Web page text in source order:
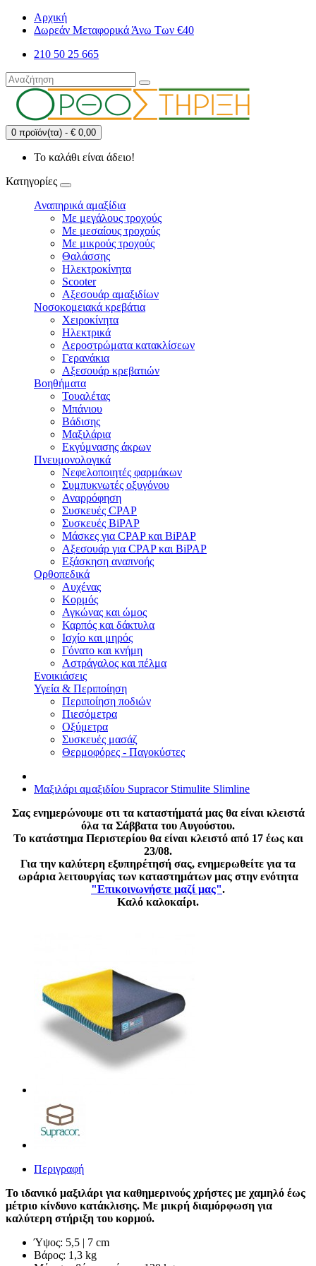
Αρχική
Δωρεάν Μεταφορικά Άνω Των €40
210 50 25 665
0 προϊόν(τα) - € 0,00
Το καλάθι είναι άδειο!
Κατηγορίες
Αναπηρικά αμαξίδια
Με μεγάλους τροχούς
Με μεσαίους τροχούς
Με μικρούς τροχούς
Θαλάσσης
Ηλεκτροκίνητα
Scooter
Αξεσουάρ αμαξιδίων
Νοσοκομειακά κρεβάτια
Χειροκίνητα
Ηλεκτρικά
Αεροστρώματα κατακλίσεων
Γερανάκια
Αξεσουάρ κρεβατιών
Βοηθήματα
Τουαλέτας
Μπάνιου
Βάδισης
Μαξιλάρια
Εκγύμνασης άκρων
Πνευμονολογικά
Νεφελοποιητές φαρμάκων
Συμπυκνωτές οξυγόνου
Αναρρόφηση
Συσκευές CPAP
Συσκευές BiPAP
Μάσκες για CPAP και BiPAP
Αξεσουάρ για CPAP και BiPAP
Εξάσκηση αναπνοής
Ορθοπεδικά
Αυχένας
Κορμός
Αγκώνας και ώμος
Καρπός και δάκτυλα
Ισχίο και μηρός
Γόνατο και κνήμη
Αστράγαλος και πέλμα
Ενοικιάσεις
Υγεία & Περιποίηση
Περιποίηση ποδιών
Πιεσόμετρα
Οξύμετρα
Συσκευές μασάζ
Θερμοφόρες - Παγοκύστες
Μαξιλάρι αμαξιδίου Supracor Stimulite Slimline
Σας ενημερώνουμε οτι τα καταστήματά μας θα είναι κλειστά
όλα τα Σάββατα του Αυγούστου.
Το κατάστημα Περιστερίου θα είναι κλειστό από 17 έως και
23/08.
Για την καλύτερη εξυπηρέτησή σας, ενημερωθείτε για τα
ωράρια λειτουργίας των καταστημάτων μας στην ενότητα
"Επικοινωνήστε μαζί μας".
Καλό καλοκαίρι.
Περιγραφή
Το ιδανικό μαξιλάρι για καθημερινούς χρήστες με χαμηλό έως
μέτριο κίνδυνο κατάκλισης. Με μικρή διαμόρφωση για
καλύτερη στήριξη του κορμού.
Ύψος: 5,5 | 7 cm
Βάρος: 1,3 kg